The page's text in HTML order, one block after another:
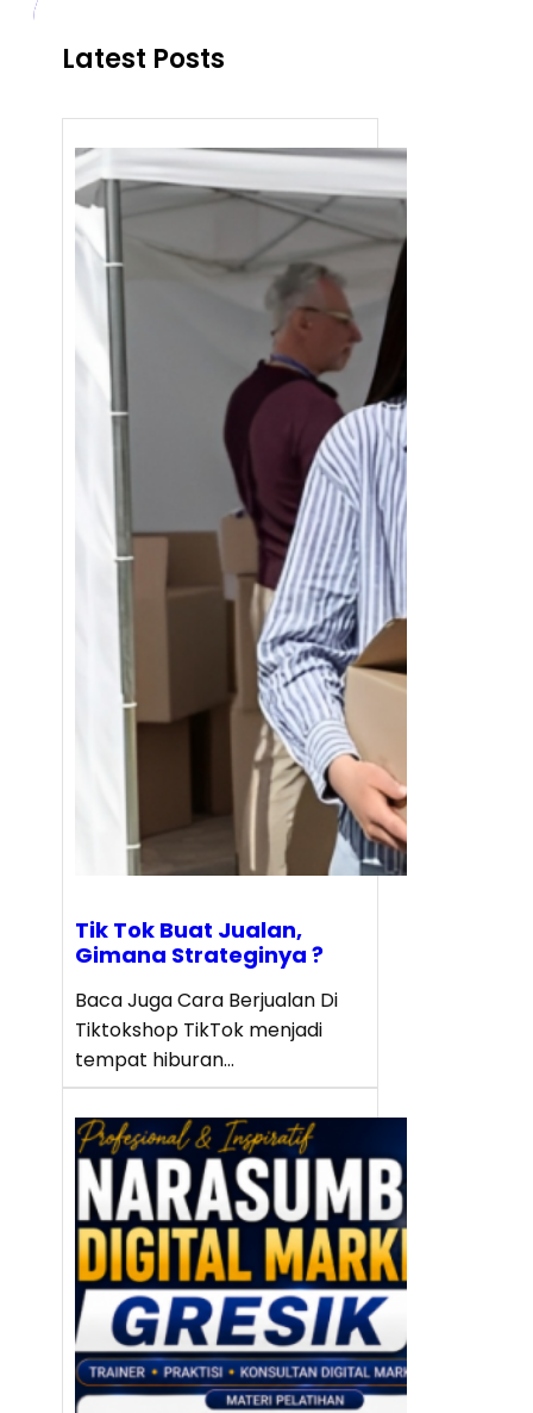
Latest Posts
Tik Tok Buat Jualan,
Gimana Strateginya ?
Baca Juga Cara Berjualan Di
Tiktokshop TikTok menjadi
tempat hiburan…